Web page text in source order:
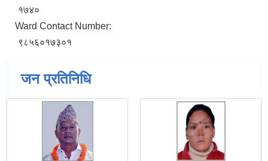
१७४०
Ward Contact Number:
९८५६०१७३०१
जन प्रतिनिधि